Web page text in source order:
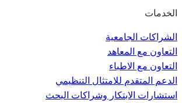
الخدمات
الشراكات الجامعية
التعاون مع المعاهد
التعاون مع الاطباء
الدعم المتقدم للامتثال التنظيمي
استشارات الابتكار وشراكات البحث